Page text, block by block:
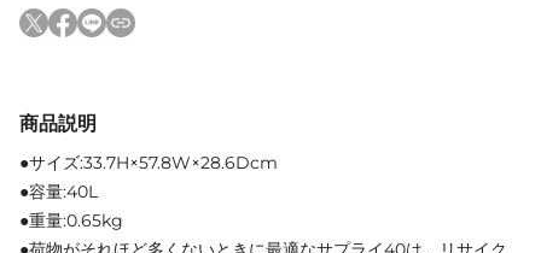
商品説明
●サイズ:33.7H×57.8W×28.6Dcm
●容量:40L
●重量:0.65kg